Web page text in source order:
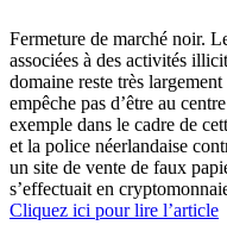
Fermeture de marché noir.
associées à des activités
domaine reste très
empêche pas d’être au
exemple dans le cadre de
et la police néerlandaise
un site de vente de faux
s’effectuait en
Cliquez ici pour lire l’article